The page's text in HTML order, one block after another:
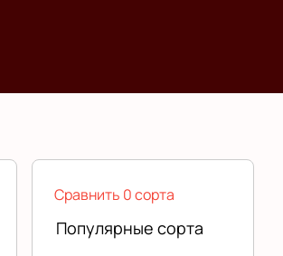
Сравнить 0 сорта
Популярные сорта